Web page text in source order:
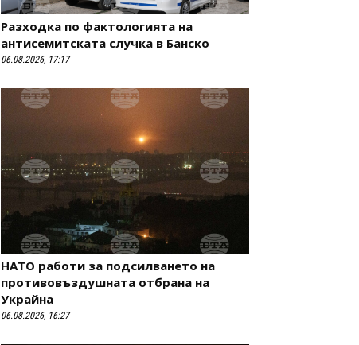
Разходка по фактологията на
антисемитската случка в Банско
06.08.2026, 17:17
НАТО работи за подсилването на
противовъздушната отбрана на
Украйна
06.08.2026, 16:27